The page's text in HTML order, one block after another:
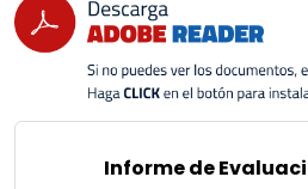
Informe de